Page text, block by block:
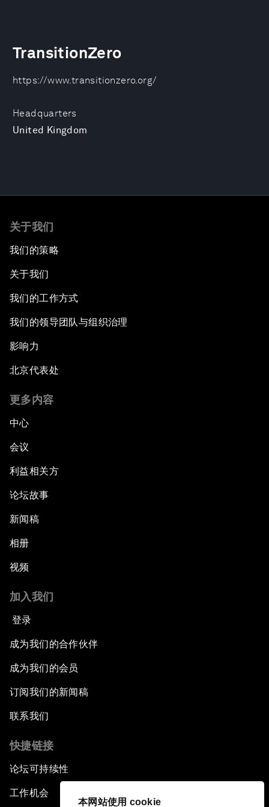
本网站使用 cookie
Headquarters
United Kingdom
TransitionZero
https://www.transitionzero.org/
关于我们
我们的策略
关于我们
我们的工作方式
我们的领导团队与组织治理
影响力
北京代表处
更多内容
中心
会议
利益相关方
论坛故事
新闻稿
相册
视频
加入我们
登录
成为我们的合作伙伴
成为我们的会员
订阅我们的新闻稿
联系我们
快捷链接
论坛可持续性
工作机会